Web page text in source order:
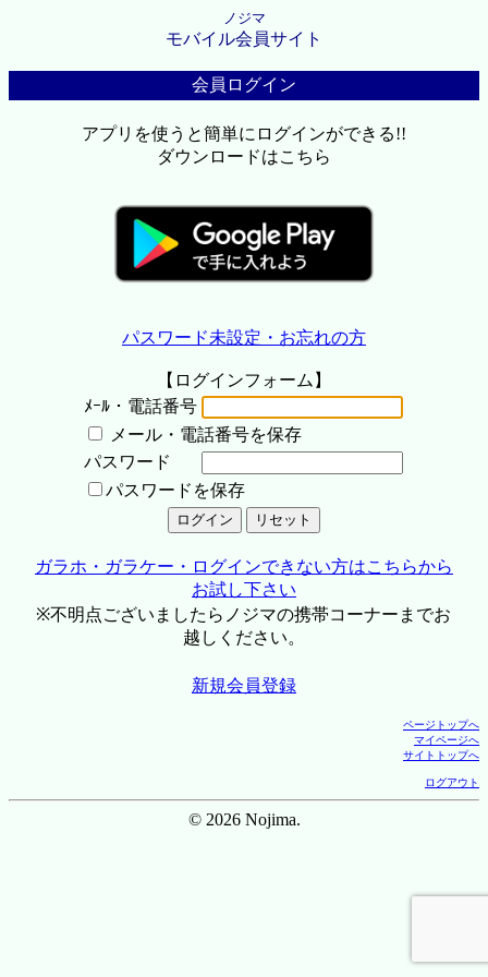
ノジマ
モバイル会員サイト
会員ログイン
アプリを使うと簡単にログインができる!!
ダウンロードはこちら
パスワード未設定・お忘れの方
【ログインフォーム】
ﾒｰﾙ・電話番号
メール・電話番号を保存
パスワード
パスワードを保存
ガラホ・ガラケー・ログインできない方はこちらから
お試し下さい
※不明点ございましたらノジマの携帯コーナーまでお
越しください。
新規会員登録
ページトップへ
マイページへ
サイトトップへ
ログアウト
© 2026 Nojima.